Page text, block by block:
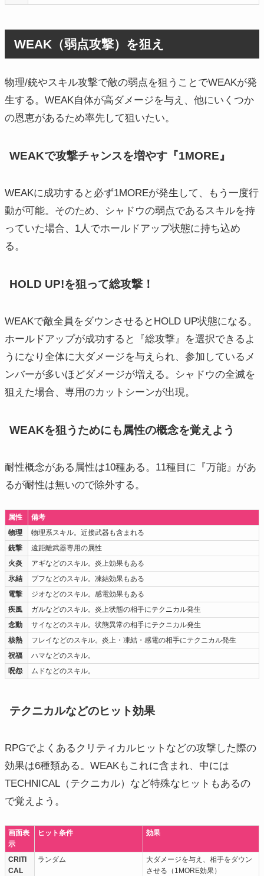
WEAK（弱点攻撃）を狙え
物理/銃やスキル攻撃で敵の弱点を狙うことでWEAKが発
生する。WEAK自体が高ダメージを与え、他にいくつか
の恩恵があるため率先して狙いたい。
WEAKで攻撃チャンスを増やす『1MORE』
WEAKに成功すると必ず1MOREが発生して、もう一度行
動が可能。そのため、シャドウの弱点であるスキルを持
っていた場合、1人でホールドアップ状態に持ち込め
る。
HOLD UP!を狙って総攻撃！
WEAKで敵全員をダウンさせるとHOLD UP状態になる。
ホールドアップが成功すると『総攻撃』を選択できるよ
うになり全体に大ダメージを与えられ、参加しているメ
ンバーが多いほどダメージが増える。シャドウの全滅を
狙えた場合、専用のカットシーンが出現。
WEAKを狙うためにも属性の概念を覚えよう
耐性概念がある属性は10種ある。11種目に『万能』があ
るが耐性は無いので除外する。
属性
備考
物理
物理系スキル。近接武器も含まれる
銃撃
遠距離武器専用の属性
火炎
アギなどのスキル。炎上効果もある
氷結
ブフなどのスキル。凍結効果もある
電撃
ジオなどのスキル。感電効果もある
疾風
ガルなどのスキル。炎上状態の相手にテクニカル発生
念動
サイなどのスキル。状態異常の相手にテクニカル発生
核熱
フレイなどのスキル。炎上・凍結・感電の相手にテクニカル発生
祝福
ハマなどのスキル。
呪怨
ムドなどのスキル。
テクニカルなどのヒット効果
RPGでよくあるクリティカルヒットなどの攻撃した際の
効果は6種類ある。WEAKもこれに含まれ、中には
TECHNICAL（テクニカル）など特殊なヒットもあるの
で覚えよう。
画面表
示
ヒット条件 効果
CRITI
CAL
ランダム
大ダメージを与え、相手をダウン
させる（1MORE効果）